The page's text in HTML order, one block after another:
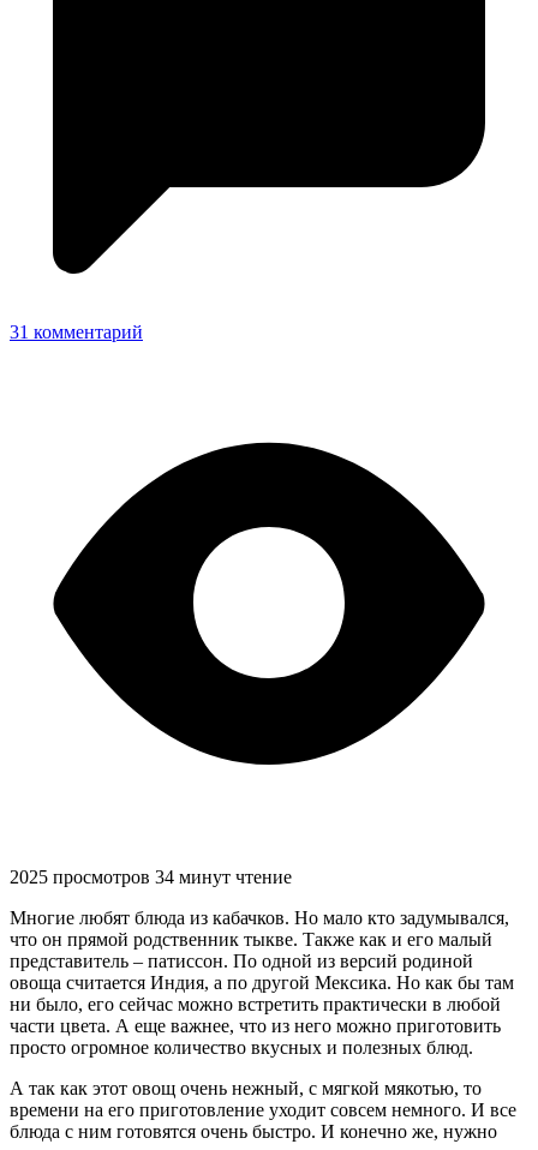
31 комментарий
2025 просмотров 34 минут чтение
Многие любят блюда из кабачков. Но мало кто задумывался,
что он прямой родственник тыкве. Также как и его малый
представитель – патиссон. По одной из версий родиной
овоща считается Индия, а по другой Мексика. Но как бы там
ни было, его сейчас можно встретить практически в любой
части цвета. А еще важнее, что из него можно приготовить
просто огромное количество вкусных и полезных блюд.
А так как этот овощ очень нежный, с мягкой мякотью, то
времени на его приготовление уходит совсем немного. И все
блюда с ним готовятся очень быстро. И конечно же, нужно